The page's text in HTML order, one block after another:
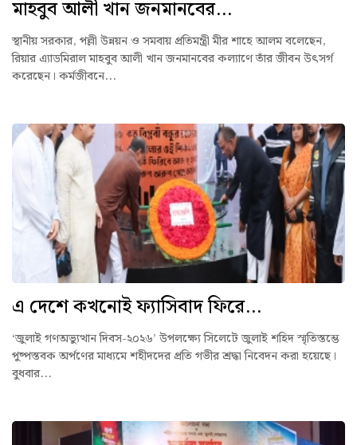
মাহবুব আলী খান জনমানবের...
স্থানীয় সরকার, পল্লী উন্নয়ন ও সমবায় প্রতিমন্ত্রী মীর শাহে আলম বলেছেন,
রিয়ার এ্যাডমিরাল মাহবুব আলী খান জনমানবের কল্যাণে তাঁর জীবন উৎসর্গ
করেছেন। কর্মজীবনে...
এ দেশে কখনোই ফ্যাসিবাদ ফিরে...
‘জুলাই গণঅভ্যুত্থান দিবস-২০২৬’ উপলক্ষ্যে সিলেটে জুলাই শহিদ স্মৃতিস্তম্ভে
পুষ্পস্তবক অর্পণের মাধ্যমে শহীদদের প্রতি গভীর শ্রদ্ধা নিবেদন করা হয়েছে।
বুধবার...